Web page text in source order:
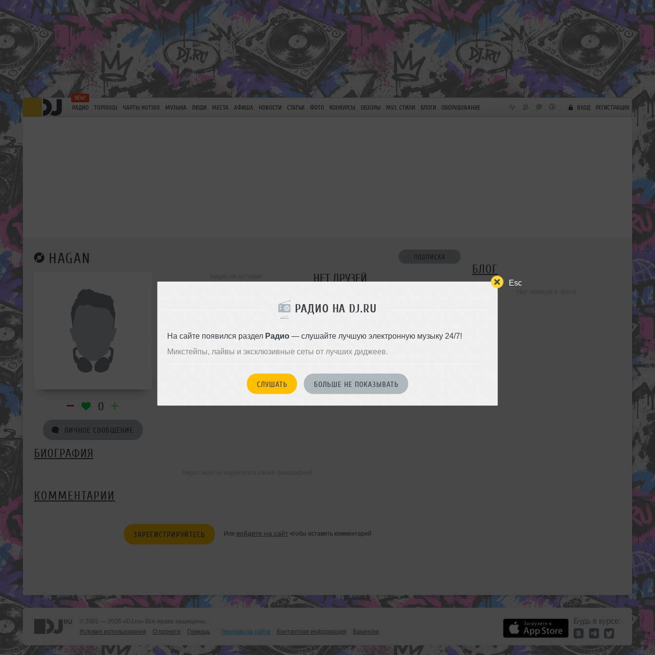
Esc
РАДИО НА DJ.RU
На сайте появился раздел Радио— слушайте лучшую электронную музыку 24/7!
Микстейпы, лайвы и эксклюзивные сеты от лучших диджеев.
СЛУШАТЬ БОЛЬШЕ НЕ ПОКАЗЫВАТЬ
РАДИО TOP100DJ ЧАРТЫ HOT100 МУЗЫКА ЛЮДИ МЕСТА АФИША НОВОСТИ СТАТЬИ ФОТО КОНКУРСЫ ОБЗОРЫ МУЗ. СТИЛИ БЛОГИ ОБОРУДОВАНИЕ ВХОД РЕГИСТРАЦИЯ
HAGAN ПОДПИСКА
0
ЛИЧНОЕ СООБЩЕНИЕ
НЕТ ДРУЗЕЙ
БИОГРАФИЯ
КОММЕНТАРИИ
ЗАРЕГИСТРИРУЙТЕСЬ Или войдите на сайтчтобы оставить комментарий
БЛОГ
© 2001 — 2026 «DJ.ru» Все права защищены.
Условия использования
О проекте Помощь Реклама на сайте Контактная информация Вакансии
Будь в курсе: